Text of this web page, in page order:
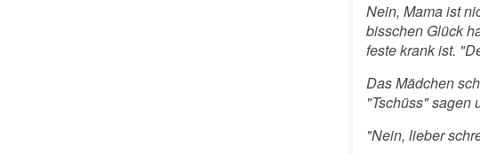
Nein, Mama ist
bisschen Glück
feste krank ist.
Das Mädchen
"Tschüss" sagen
"Nein, lieber